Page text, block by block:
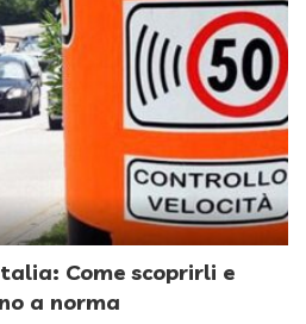
Come scoprirli e
a norma